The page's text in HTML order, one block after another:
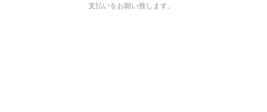
支払いをお願い致します。